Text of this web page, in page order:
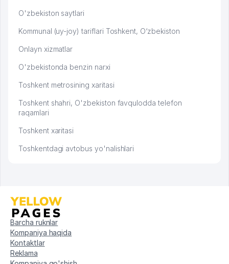
O'zbekiston saytlari
Kommunal (uy-joy) tariflari Toshkent, O‘zbekiston
Onlayn xizmatlar
O'zbekistonda benzin narxi
Toshkent metrosining xaritasi
Toshkent shahri, O'zbekiston favqulodda telefon
raqamlari
Toshkent xaritasi
Toshkentdagi avtobus yo'nalishlari
Barcha ruknlar
Kompaniya haqida
Kontaktlar
Reklama